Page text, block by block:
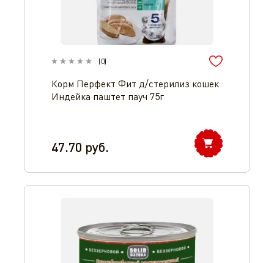
(0)
Корм Перфект Фит д/стерилиз кошек
Индейка паштет пауч 75г
47.70 руб.